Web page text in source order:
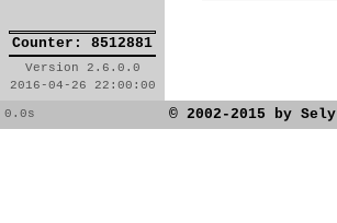
Counter: 8512881
Version 2.6.0.0
2016-04-26 22:00:00
0.0s © 2002-2015 by Sely